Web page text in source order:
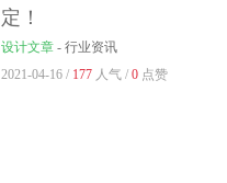
定！
设计文章 - 行业资讯
2021-04-16 / 177 人气 / 0 点赞